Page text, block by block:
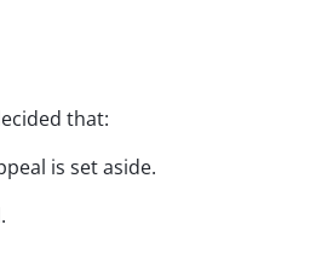
that:
is set aside.